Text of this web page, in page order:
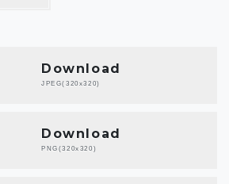
Download
JPEG(320x320)
Download
PNG(320x320)